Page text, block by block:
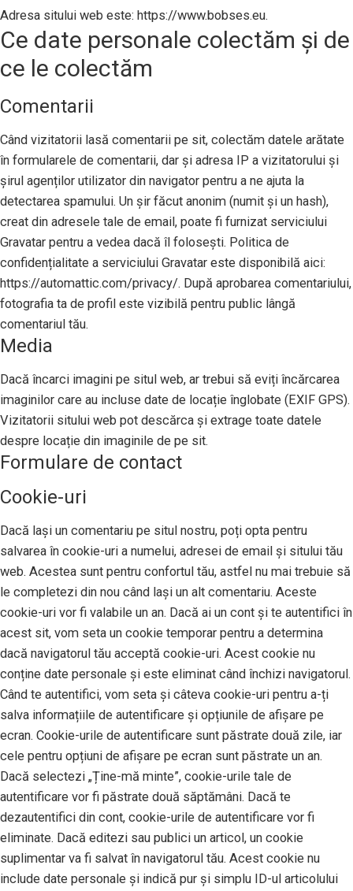
Adresa sitului web este: https://www.bobses.eu.
Ce date personale colectăm și de
ce le colectăm
Comentarii
Când vizitatorii lasă comentarii pe sit, colectăm datele arătate
în formularele de comentarii, dar și adresa IP a vizitatorului și
șirul agenților utilizator din navigator pentru a ne ajuta la
detectarea spamului. Un șir făcut anonim (numit și un hash),
creat din adresele tale de email, poate fi furnizat serviciului
Gravatar pentru a vedea dacă îl folosești. Politica de
confidențialitate a serviciului Gravatar este disponibilă aici:
https://automattic.com/privacy/. După aprobarea comentariului,
fotografia ta de profil este vizibilă pentru public lângă
comentariul tău.
Media
Dacă încarci imagini pe situl web, ar trebui să eviți încărcarea
imaginilor care au incluse date de locație înglobate (EXIF GPS).
Vizitatorii sitului web pot descărca și extrage toate datele
despre locație din imaginile de pe sit.
Formulare de contact
Cookie-uri
Dacă lași un comentariu pe situl nostru, poți opta pentru
salvarea în cookie-uri a numelui, adresei de email și sitului tău
web. Acestea sunt pentru confortul tău, astfel nu mai trebuie să
le completezi din nou când lași un alt comentariu. Aceste
cookie-uri vor fi valabile un an. Dacă ai un cont și te autentifici în
acest sit, vom seta un cookie temporar pentru a determina
dacă navigatorul tău acceptă cookie-uri. Acest cookie nu
conține date personale și este eliminat când închizi navigatorul.
Când te autentifici, vom seta și câteva cookie-uri pentru a-ți
salva informațiile de autentificare și opțiunile de afișare pe
ecran. Cookie-urile de autentificare sunt păstrate două zile, iar
cele pentru opțiuni de afișare pe ecran sunt păstrate un an.
Dacă selectezi „Ține-mă minte”, cookie-urile tale de
autentificare vor fi păstrate două săptămâni. Dacă te
dezautentifici din cont, cookie-urile de autentificare vor fi
eliminate. Dacă editezi sau publici un articol, un cookie
suplimentar va fi salvat în navigatorul tău. Acest cookie nu
include date personale și indică pur și simplu ID-ul articolului